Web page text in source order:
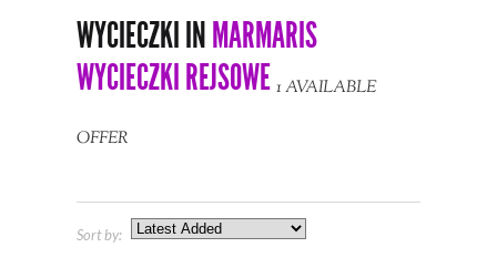
WYCIECZKI INMARMARIS
WYCIECZKI REJSOWE 1 AVAILABLE
OFFER
Sort by: